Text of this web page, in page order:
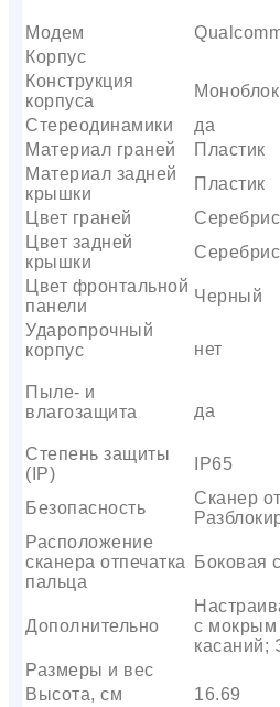
Модем
Корпус
Конструкция
корпуса
Моноблок
Стереодинамики
да
Материал граней
Пластик
Материал задней
крышки
Пластик
Цвет граней
Цвет задней
крышки
Цвет фронтальной
панели
Черный
Ударопрочный
корпус
нет
Пыле- и
влагозащита
да
Степень защиты
(IP)
IP65
Безопасность
Сканер
Расположение
сканера отпечатка
пальца
Боковая
Дополнительно
с мокрым
касаний;
Размеры и вес
Высота, см
16.69